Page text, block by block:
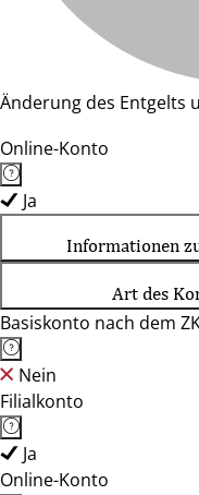
Änderung des Entgelts
Online-Konto
Ja
Informationen
Art des
Basiskonto nach dem
Nein
Filialkonto
Ja
Online-Konto